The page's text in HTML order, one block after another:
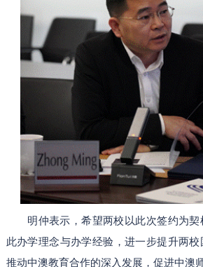
明仲表示，希望两校以此次签约为
此办学理念与办学经验，进一步提升两
推动中澳教育合作的深入发展，促进中澳